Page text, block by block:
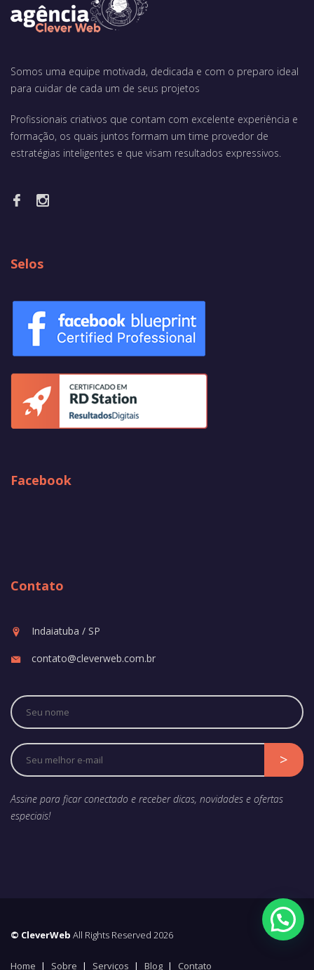
Somos uma equipe motivada, dedicada e com o preparo ideal
para cuidar de cada um de seus projetos
Profissionais criativos que contam com excelente experiência e
formação, os quais juntos formam um time provedor de
estratégias inteligentes e que visam resultados expressivos.
Selos
Facebook
Contato
Indaiatuba / SP
contato@cleverweb.com.br
Assine para ficar conectado e receber dicas, novidades e ofertas
especiais!
© CleverWeb All Rights Reserved 2026
Home Sobre Serviços Blog Contato